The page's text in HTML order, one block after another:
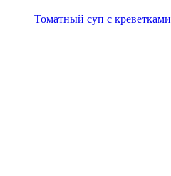
Томатный суп с креветками